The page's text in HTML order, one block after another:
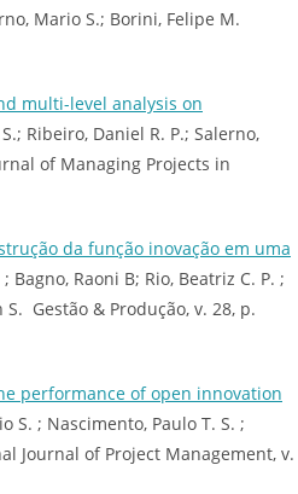
Mario S.; Borini, Felipe M.
multi-level analysis on
Ribeiro, Daniel R. P.; Salerno,
of Managing Projects in
da função inovação em uma
Bagno, Raoni B; Rio, Beatriz C. P. ;
Gestão & Produção, v. 28, p.
performance of open innovation
S. ; Nascimento, Paulo T. S. ;
Journal of Project Management, v.